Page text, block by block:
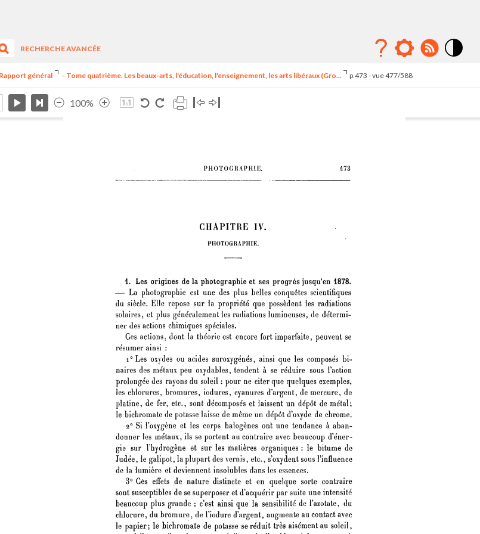
RECHERCHE AVANCÉE
général - Tome quatrième. Les beaux-arts, l'éducation, l'enseignement, les arts libéraux (Gro... p.473 - vue 477/588
100%